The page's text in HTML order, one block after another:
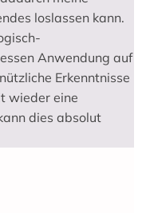
loslassen kann.
Anwendung auf
Erkenntnisse
wieder eine
dies absolut